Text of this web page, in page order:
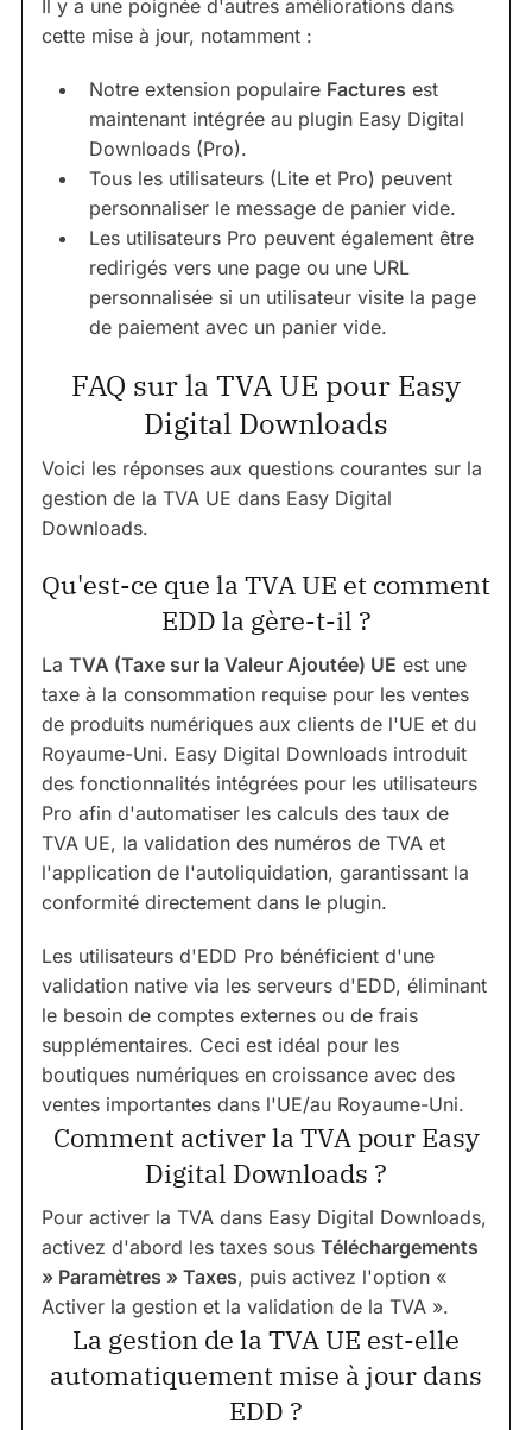
Il y a une poignée d'autres améliorations dans
cette mise à jour, notamment :
Notre extension populaire Factures est
maintenant intégrée au plugin Easy Digital
Downloads (Pro).
Tous les utilisateurs (Lite et Pro) peuvent
personnaliser le message de panier vide.
Les utilisateurs Pro peuvent également être
redirigés vers une page ou une URL
personnalisée si un utilisateur visite la page
de paiement avec un panier vide.
FAQ sur la TVA UE pour Easy
Digital Downloads
Voici les réponses aux questions courantes sur la
gestion de la TVA UE dans Easy Digital
Downloads.
Qu'est-ce que la TVA UE et comment
EDD la gère-t-il ?
La TVA (Taxe sur la Valeur Ajoutée) UE est une
taxe à la consommation requise pour les ventes
de produits numériques aux clients de l'UE et du
Royaume-Uni. Easy Digital Downloads introduit
des fonctionnalités intégrées pour les utilisateurs
Pro afin d'automatiser les calculs des taux de
TVA UE, la validation des numéros de TVA et
l'application de l'autoliquidation, garantissant la
conformité directement dans le plugin.
Les utilisateurs d'EDD Pro bénéficient d'une
validation native via les serveurs d'EDD, éliminant
le besoin de comptes externes ou de frais
supplémentaires. Ceci est idéal pour les
boutiques numériques en croissance avec des
ventes importantes dans l'UE/au Royaume-Uni.
Comment activer la TVA pour Easy
Digital Downloads ?
Pour activer la TVA dans Easy Digital Downloads,
activez d'abord les taxes sous Téléchargements
» Paramètres » Taxes, puis activez l'option «
Activer la gestion et la validation de la TVA ».
La gestion de la TVA UE est-elle
automatiquement mise à jour dans
EDD ?